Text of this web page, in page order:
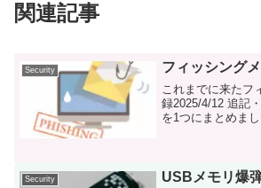
関連記事
Security フィッシング
これまでに来たフ
録2025/4/12 追記
を1つにまとめま
ス...
Security USBメモリ爆